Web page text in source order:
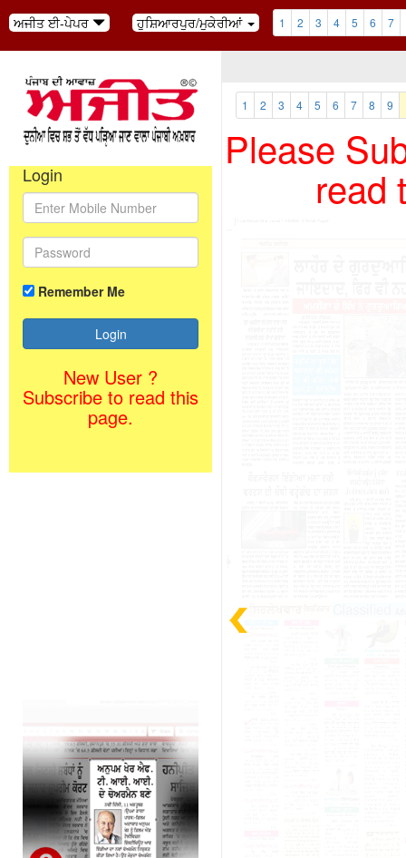
ਅਜੀਤ ਈ-ਪੇਪਰ ਹੁਸ਼ਿਆਰਪੁਰ/ਮੁਕੇਰੀਆਂ 1 2 3 4 5 6 7
Login
Remember Me
New User ?
Subscribe to read this
page.
1 2 3 4 5 6 7 8 9
Please
read